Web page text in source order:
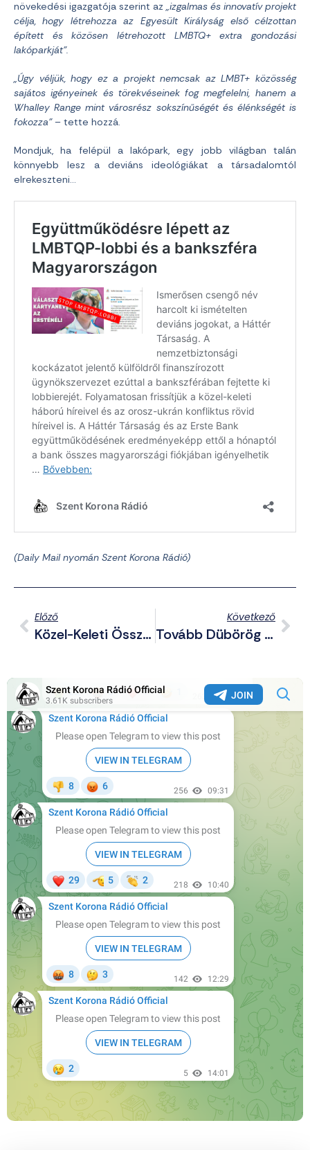
növekedési igazgatója szerint az „izgalmas és innovatív projekt
célja, hogy létrehozza az Egyesült Királyság első célzottan
épített és közösen létrehozott LMBTQ+ extra gondozási
lakóparkját”.
„Úgy véljük, hogy ez a projekt nemcsak az LMBT+ közösség
sajátos igényeinek és törekvéseinek fog megfelelni, hanem a
Whalley Range mint városrész sokszínűségét és élénkségét is
fokozza”– tette hozzá.
Mondjuk, ha felépül a lakópark, egy jobb világban talán
könnyebb lesz a deviáns ideológiákat a társadalomtól
elrekeszteni…
(Daily Mail nyomán Szent Korona Rádió)
Előző
Közel-Keleti Összefoglalónk: Libanon Megtámadását Készítik Elő, De Már Blinkennek Sem Tetszik Gáza Kiürítése
Következő
Tovább Dübörög A Metaverzum Kiépítése